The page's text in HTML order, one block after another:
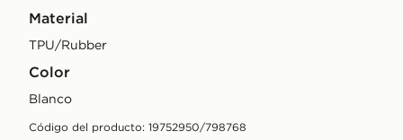
Material
TPU/Rubber
Color
blanco
Código del producto: 19752950/798768